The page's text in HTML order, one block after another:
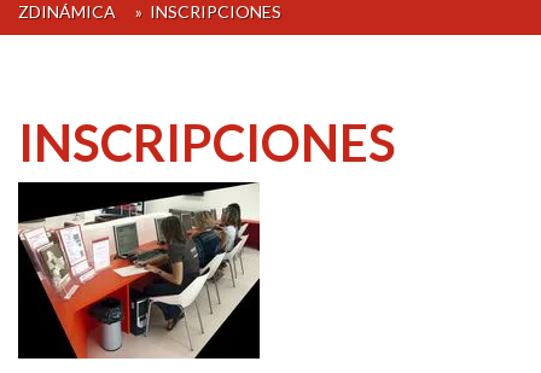
ZDINÁMICA » INSCRIPCIONES
INSCRIPCIONES